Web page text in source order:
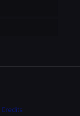
Credits